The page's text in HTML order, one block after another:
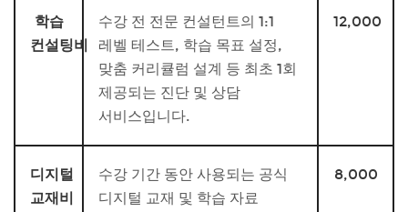
학습
컨설팅비
수강 전 전문 컨설턴트의 1:1
레벨 테스트, 학습 목표 설정,
맞춤 커리큘럼 설계 등 최초 1회
제공되는 진단 및 상담
서비스입니다.
12,000
디지털
교재비
수강 기간 동안 사용되는 공식
디지털 교재 및 학습 자료
8,000